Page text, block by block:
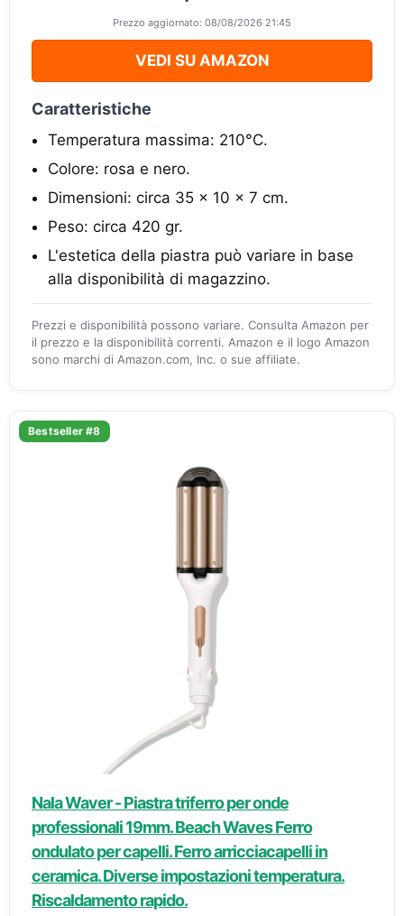
Prezzo aggiornato: 08/08/2026 21:45
VEDI SU AMAZON
Caratteristiche
Temperatura massima: 210°C.
Colore: rosa e nero.
Dimensioni: circa 35 x 10 x 7 cm.
Peso: circa 420 gr.
L'estetica della piastra può variare in base
alla disponibilità di magazzino.
Prezzi e disponibilità possono variare. Consulta Amazon per
il prezzo e la disponibilità correnti. Amazon e il logo Amazon
sono marchi di Amazon.com, Inc. o sue affiliate.
Bestseller #8
Nala Waver - Piastra triferro per onde
professionali 19mm. Beach Waves Ferro
ondulato per capelli. Ferro arricciacapelli in
ceramica. Diverse impostazioni temperatura.
Riscaldamento rapido.